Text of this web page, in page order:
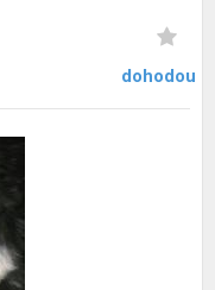
dohodou